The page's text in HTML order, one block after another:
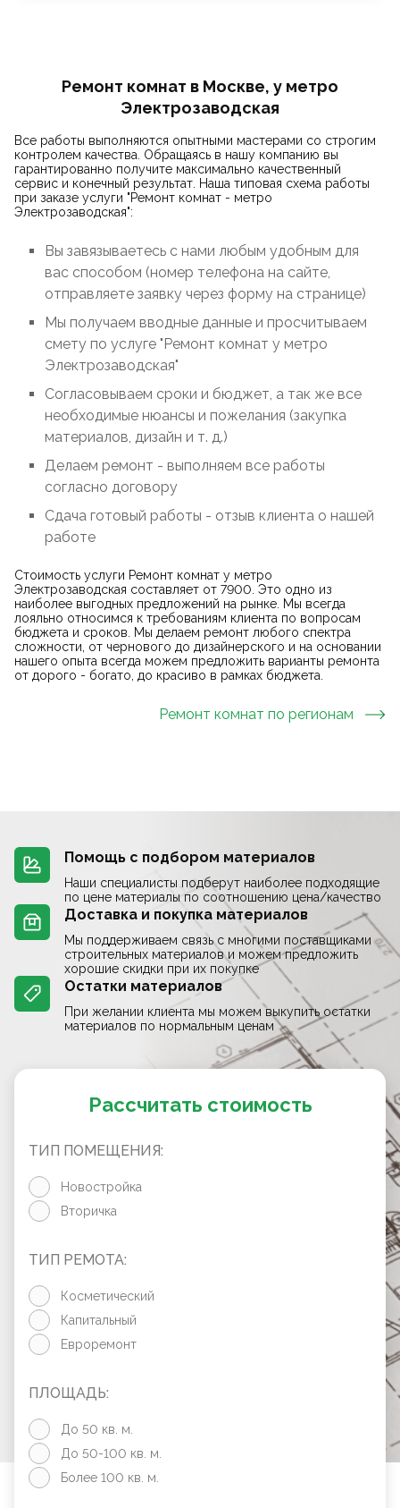
Ремонт комнат в Москве, у метро
Электрозаводская
Все работы выполняются опытными мастерами со строгим
контролем качества. Обращаясь в нашу компанию вы
гарантированно получите максимально качественный
сервис и конечный результат. Наша типовая схема работы
при заказе услуги "Ремонт комнат - метро
Электрозаводская":
Вы завязываетесь с нами любым удобным для
вас способом (номер телефона на сайте,
отправляете заявку через форму на странице)
Мы получаем вводные данные и просчитываем
смету по услуге "Ремонт комнат у метро
Электрозаводская"
Согласовываем сроки и бюджет, а так же все
необходимые нюансы и пожелания (закупка
материалов, дизайн и т. д.)
Делаем ремонт - выполняем все работы
согласно договору
Сдача готовый работы - отзыв клиента о нашей
работе
Стоимость услуги Ремонт комнат у метро
Электрозаводская составляет от 7900. Это одно из
наиболее выгодных предложений на рынке. Мы всегда
лояльно относимся к требованиям клиента по вопросам
бюджета и сроков. Мы делаем ремонт любого спектра
сложности, от чернового до дизайнерского и на основании
нашего опыта всегда можем предложить варианты ремонта
от дорого - богато, до красиво в рамках бюджета.
Ремонт комнат по регионам
Помощь с подбором материалов
Наши специалисты подберут наиболее подходящие
по цене материалы по соотношению цена/качество
Доставка и покупка материалов
Мы поддерживаем связь с многими поставщиками
строительных материалов и можем предложить
хорошие скидки при их покупке
Остатки материалов
При желании клиента мы можем выкупить остатки
материалов по нормальным ценам
Рассчитать стоимость
ТИП ПОМЕЩЕНИЯ:
Новостройка
Вторичка
ТИП РЕМОТА:
Косметический
Капитальный
Евроремонт
ПЛОЩАДЬ:
До 50 кв. м.
До 50-100 кв. м.
Более 100 кв. м.